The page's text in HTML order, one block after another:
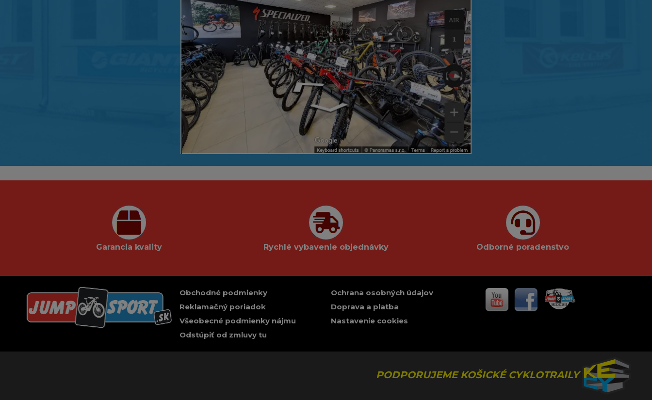
Garancia kvality Rychlé vybavenie objednávky Odborné poradenstvo
Obchodné podmienky
Reklamačný poriadok
Všeobecné podmienky nájmu
Odstúpiť od zmluvy tu
Ochrana osobných údajov
Doprava a platba
Nastavenie cookies
PODPORUJEME KOŠICKÉ CYKLOTRAILY